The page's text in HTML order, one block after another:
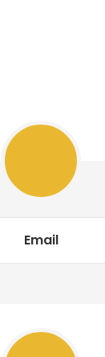
Email